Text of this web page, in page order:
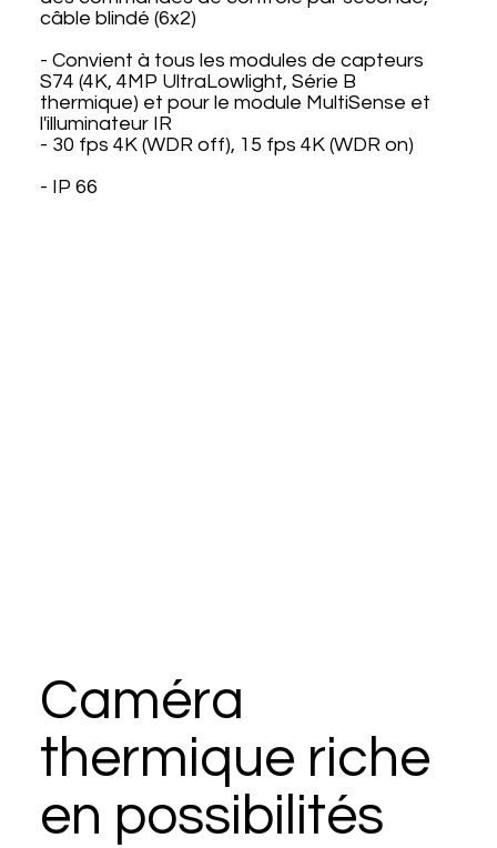
câble blindé (6x2)
- Convient à tous les modules de capteurs
S74 (4K, 4MP UltraLowlight, Série B
thermique) et pour le module MultiSense et
l'illuminateur IR
- 30 fps 4K (WDR off), 15 fps 4K (WDR on)
- IP 66
Caméra
thermique riche
en possibilités